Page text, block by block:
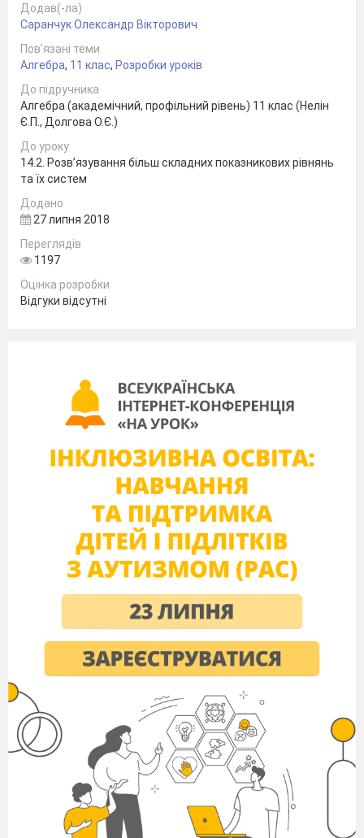
показниковими?
Які ви знаєте способи розв’язування
показникових рівнянь?
Знайти помилку в розв’язаннях:
а)
в)
слово.
а)
к
г)
і
д)
ь
о
Самостійна робота.
Учні виконують завдання основного
рівня. Кожне правильно розв’язане
завдання – 1 бал, неправильно розв’язане
– 0 балів. Бали виставляють в картку
індивідуального контролю.
І –
варіант
– варіант
Додав(-ла)
Саранчук Олександр Вікторович
Пов’язані теми
Алгебра, 11 клас, Розробки уроків
До підручника
Алгебра (академічний, профільний рівень) 11 клас (Нелін
Є.П., Долгова О.Є.)
До уроку
14.2. Розв’язування більш складних показникових рівнянь
та їх систем
Додано
27 липня 2018
Переглядів
1197
Оцінка розробки
Відгуки відсутні